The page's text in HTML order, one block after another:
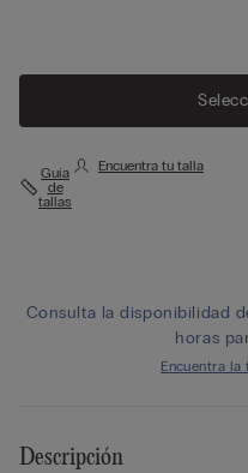
Guía
de
tallas
Encuentra tu talla
Consulta la disponibilidad
horas
Encuentra la
Descripción